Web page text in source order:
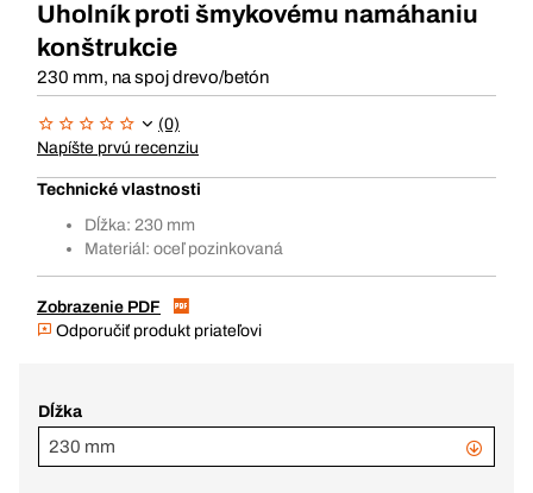
Uholník proti šmykovému namáhaniu
konštrukcie
230 mm, na spoj drevo/betón
(0)
Napíšte prvú recenziu
Technické vlastnosti
Dĺžka: 230 mm
Materiál: oceľ pozinkovaná
Zobrazenie PDF
Odporučiť produkt priateľovi
Dĺžka
230 mm